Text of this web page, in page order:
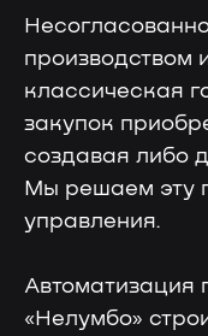
производством
классическая
закупок
создавая либо
Мы решаем эту
управления.
Автоматизация
«Нелумбо»
Снижение затрат
аудитов
30%
производственных
потерь